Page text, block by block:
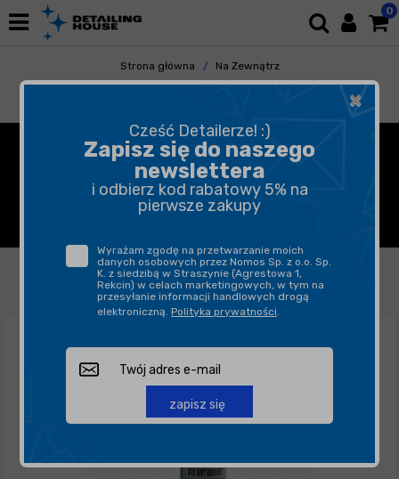
0
Strona główna
Na Zewnątrz
Mycie i Osuszanie
ŚRODKI DO USUWANIA
PTASICH ODCHODÓW Z
KAROSERII
FILTROWANIE SORTUJ
×
Cześć Detailerze! :)
Zapisz się do naszego
newslettera
i odbierz kod rabatowy 5% na
pierwsze zakupy
Wyrażam zgodę na przetwarzanie moich
danych osobowych przez Nomos Sp. z o.o. Sp.
K. z siedzibą w Straszynie (Agrestowa 1,
Rekcin) w celach marketingowych, w tym na
przesyłanie informacji handlowych drogą
elektroniczną. Polityka prywatności.
zapisz się